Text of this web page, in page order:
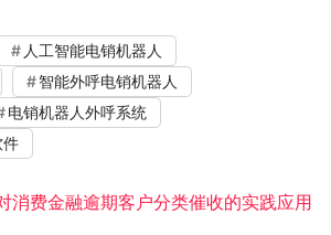
人工智能电销机器人
智能外呼电销机器人
电销机器人外呼系统
件
消费金融逾期客户分类催收的实践应用